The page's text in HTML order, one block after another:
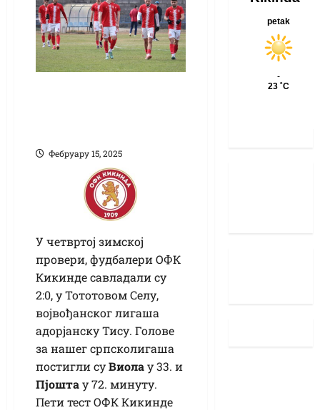
Фебруарy 15, 2025
У четвртој зимској
провери, фудбалери ОФК
Кикинде савладали су
2:0, у Тототовом Селу,
војвођанског лигаша
адорјанску Тису. Голове
за нашег српсколигаша
постигли суВиолау 33. и
Пјоштау 72. минуту.
Пети тест ОФК Кикинде